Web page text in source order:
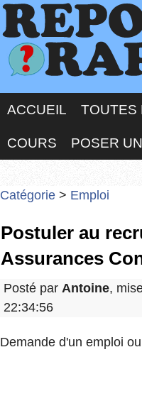
ACCUEIL TOUTES
COURS POSER
Catégorie > Emploi
Postuler au
Assurances
Posté par Antoine,
22:34:56
Demande d'un emploi